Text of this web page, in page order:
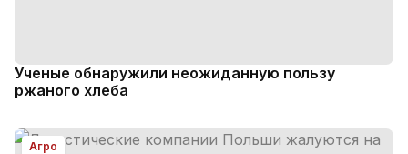
Ученые обнаружили неожиданную пользу
ржаного хлеба
Агро